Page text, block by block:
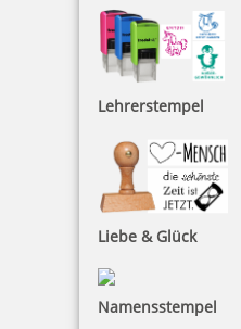
Lehrerstempel
Liebe & Glück
Namensstempel